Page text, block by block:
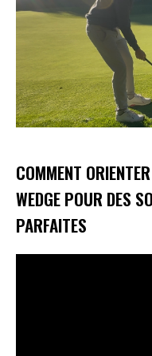
COMMENT
WEDGE POUR DES
PARFAITES